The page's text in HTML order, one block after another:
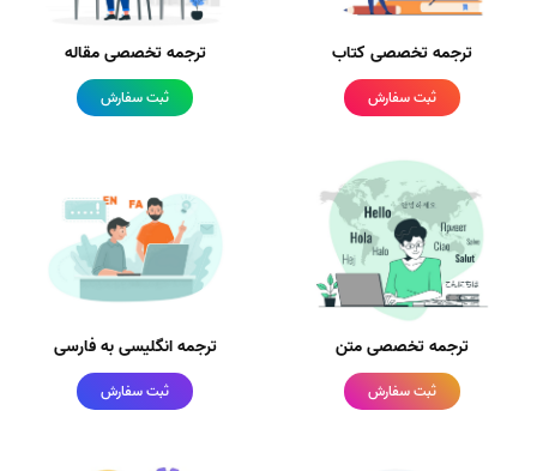
ترجمه تخصصی کتاب
ثبت سفارش
ترجمه تخصصی مقاله
ثبت سفارش
ترجمه تخصصی متن
ثبت سفارش
ترجمه انگلیسی به فارسی
ثبت سفارش